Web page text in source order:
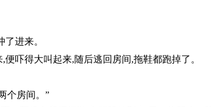
进来。
吓得大叫起来,随后逃回房间,拖鞋都跑掉了。
个房间。”